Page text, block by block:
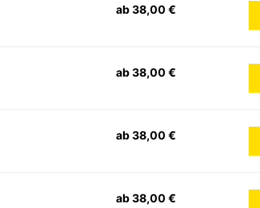
ab 38,00 €
ab 38,00 €
ab 38,00 €
ab 38,00 €